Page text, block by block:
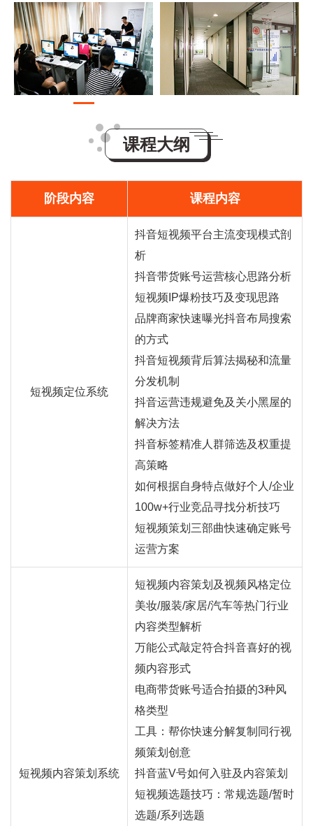
课程大纲
阶段内容 课程内容
短视频定位系统
抖音短视频平台主流变现模式剖
析
抖音带货账号运营核心思路分析
短视频IP爆粉技巧及变现思路
品牌商家快速曝光抖音布局搜索
的方式
抖音短视频背后算法揭秘和流量
分发机制
抖音运营违规避免及关小黑屋的
解决方法
抖音标签精准人群筛选及权重提
高策略
如何根据自身特点做好个人/企业
100w+行业竞品寻找分析技巧
短视频策划三部曲快速确定账号
运营方案
短视频内容策划系统
短视频内容策划及视频风格定位
美妆/服装/家居/汽车等热门行业
内容类型解析
万能公式敲定符合抖音喜好的视
频内容形式
电商带货账号适合拍摄的3种风
格类型
工具：帮你快速分解复制同行视
频策划创意
抖音蓝V号如何入驻及内容策划
短视频选题技巧：常规选题/暂时
选题/系列选题